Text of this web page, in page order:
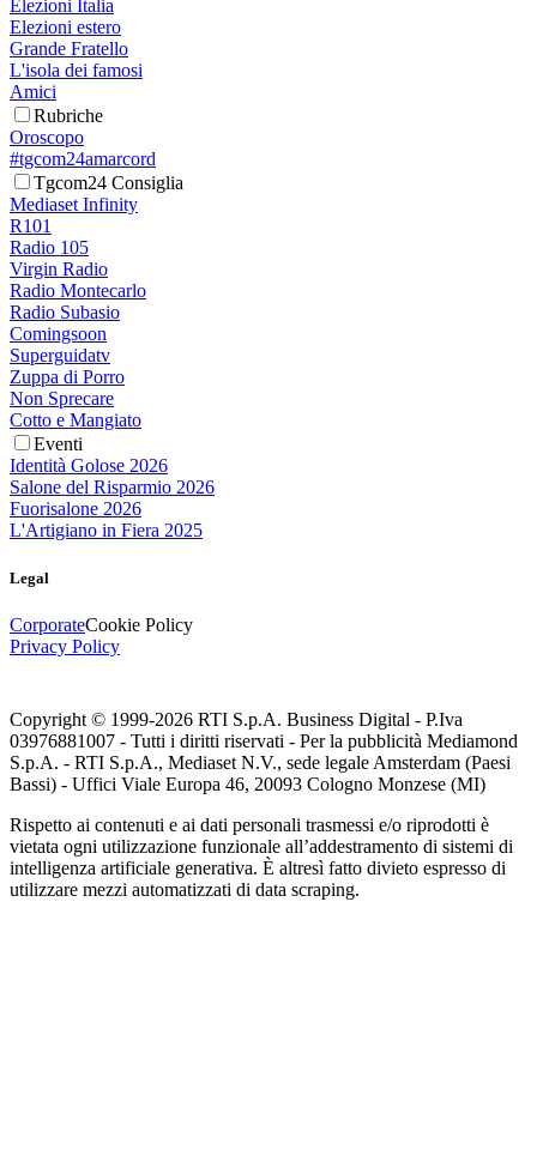
Elezioni Italia
Elezioni estero
Grande Fratello
L'isola dei famosi
Amici
Rubriche
Oroscopo
#tgcom24amarcord
Tgcom24 Consiglia
Mediaset Infinity
R101
Radio 105
Virgin Radio
Radio Montecarlo
Radio Subasio
Comingsoon
Superguidatv
Zuppa di Porro
Non Sprecare
Cotto e Mangiato
Eventi
Identità Golose 2026
Salone del Risparmio 2026
Fuorisalone 2026
L'Artigiano in Fiera 2025
Legal
CorporateCookie Policy
Privacy Policy
Copyright © 1999-2026 RTI S.p.A. Business Digital - P.Iva
03976881007 - Tutti i diritti riservati - Per la pubblicità Mediamond
S.p.A. - RTI S.p.A., Mediaset N.V., sede legale Amsterdam (Paesi
Bassi) - Uffici Viale Europa 46, 20093 Cologno Monzese (MI)
Rispetto ai contenuti e ai dati personali trasmessi e/o riprodotti è
vietata ogni utilizzazione funzionale all’addestramento di sistemi di
intelligenza artificiale generativa. È altresì fatto divieto espresso di
utilizzare mezzi automatizzati di data scraping.